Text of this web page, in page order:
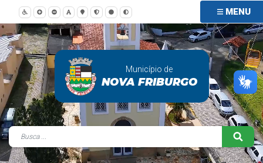
MENU
Município de
NOVA FRIBURGO